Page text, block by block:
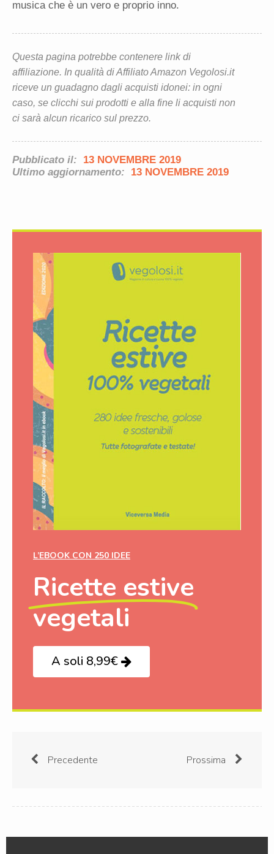
musica che è un vero e proprio inno.
Questa pagina potrebbe contenere link di
affiliazione. In qualità di Affiliato Amazon Vegolosi.it
riceve un guadagno dagli acquisti idonei: in ogni
caso, se clicchi sui prodotti e alla fine li acquisti non
ci sarà alcun ricarico sul prezzo.
Pubblicato il:
13 NOVEMBRE 2019
Ultimo aggiornamento:
13 NOVEMBRE 2019
L’EBOOK CON 250 IDEE
Ricette estive
vegetali
A soli 8,99€
Precedente Prossima